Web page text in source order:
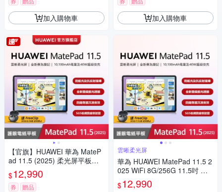
加入購物車
【官旗】HUAWEI 華為 MateP
ad 11.5 (2025) 柔光屏平板電
腦 (8G/256G)
$12,990
券 贈品
加入購物車
雲晰柔光屏
華為 HUAWEI MatePad 11.5 2
025 WiFi 8G/256G 11.5吋 平
板電腦
$12,990